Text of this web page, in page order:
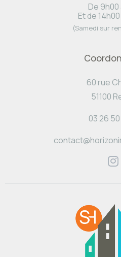
De 9h00
Et de
(Samedi sur
60 rue
51100
03 26 50